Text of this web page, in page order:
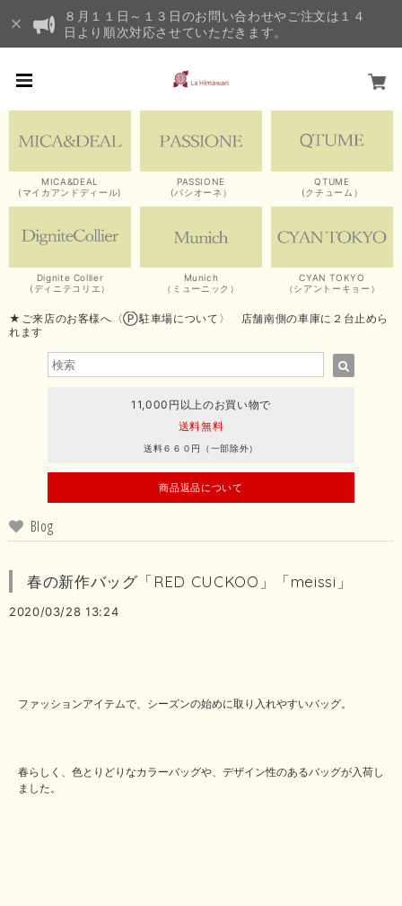
８月１１日～１３日のお問い合わせやご注文は１４
日より順次対応させていただきます。
MICA&DEAL
(マイカアンドディール)
PASSIONE
(パシオーネ）
QTUME
(クチューム）
Dignite Collier
(ディニテコリエ）
Munich
（ミューニック）
CYAN TOKYO
（シアントーキョー）
★ご来店のお客様へ〈Ⓟ駐車場について〉 店舗南側の車庫に２台止めら
れます
11,000円以上のお買い物で
送料無料
送料６６０円（一部除外）
商品返品について
Blog
春の新作バッグ「RED CUCKOO」「meissi」
2020/03/28 13:24
ファッションアイテムで、シーズンの始めに取り入れやすいバッグ。
春らしく、色とりどりなカラーバッグや、デザイン性のあるバッグが入荷し
ました。